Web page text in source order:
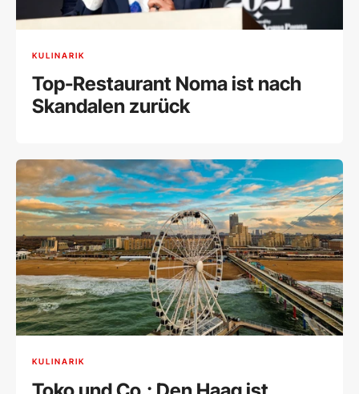
KULINARIK
Top-Restaurant Noma ist nach
Skandalen zurück
KULINARIK